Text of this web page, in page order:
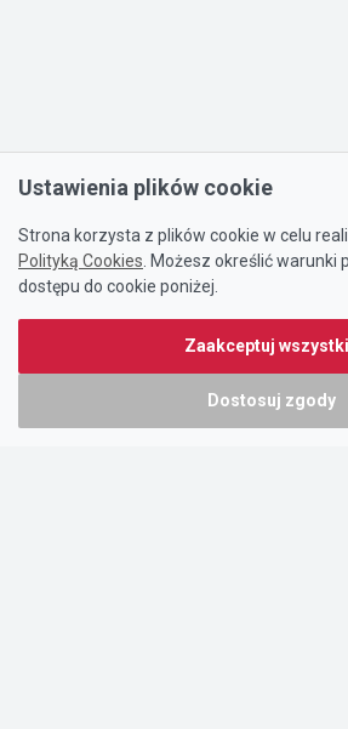
Ustawienia plików cookie
Strona korzysta z plików cookie w celu
Polityką Cookies . Możesz określić
dostępu do cookie poniżej.
Zaakceptuj
Dostosuj zgody